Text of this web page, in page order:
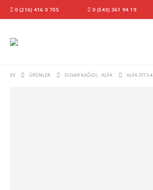
0 (216) 416 0 705 0 (543) 361 94 19
EV ÜRÜNLER DUVAR KAĞIDI, ALFA ALFA 3713-4